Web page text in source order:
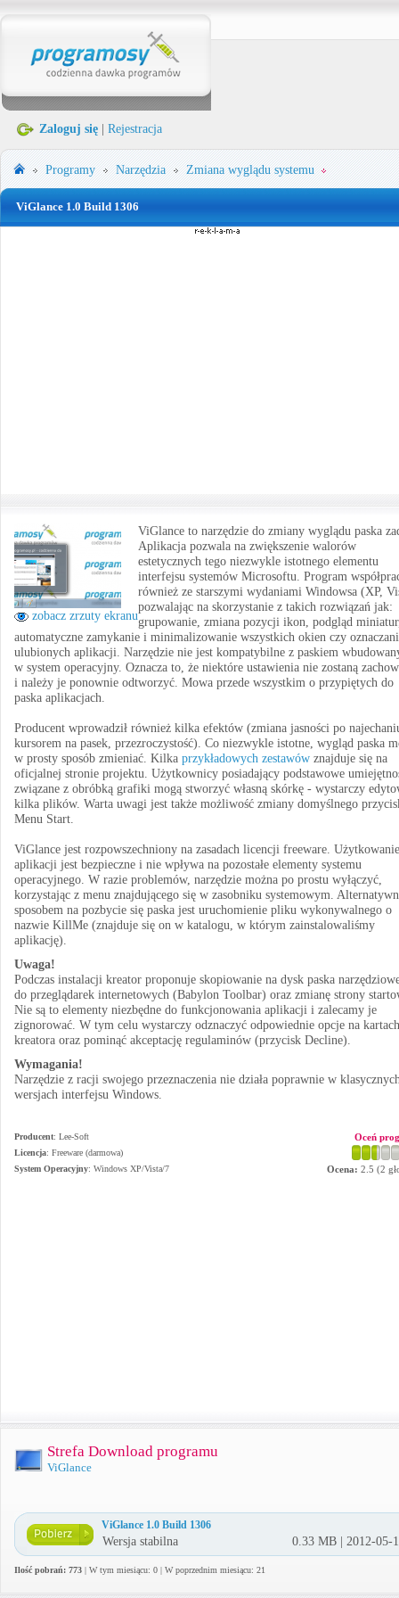
Zaloguj się Rejestracja
Programy Narzędzia Zmiana wyglądu systemu
ViGlance 1.0 Build 1306
zobacz zrzuty ekranu
ViGlance to narzędzie do zmiany wyglądu paska
Aplikacja pozwala na zwiększenie walorów
estetycznych tego niezwykle istotnego elementu
interfejsu systemów Microsoftu. Program
również ze starszymi wydaniami Windowsa (XP,
pozwalając na skorzystanie z takich rozwiązań jak:
grupowanie, zmiana pozycji ikon, podgląd
automatyczne zamykanie i minimalizowanie wszystkich okien czy
ulubionych aplikacji. Narzędzie nie jest kompatybilne z paskiem
w system operacyjny. Oznacza to, że niektóre ustawienia nie zostaną
i należy je ponownie odtworzyć. Mowa przede wszystkim o przypiętych do
paska aplikacjach.
Producent wprowadził również kilka efektów (zmiana jasności po
kursorem na pasek, przezroczystość). Co niezwykle istotne, wygląd paska
w prosty sposób zmieniać. Kilka przykładowych zestawów znajduje się na
oficjalnej stronie projektu. Użytkownicy posiadający podstawowe
związane z obróbką grafiki mogą stworzyć własną skórkę - wystarczy
kilka plików. Warta uwagi jest także możliwość zmiany domyślnego
Menu Start.
ViGlance jest rozpowszechniony na zasadach licencji freeware. Użytkowanie
aplikacji jest bezpieczne i nie wpływa na pozostałe elementy systemu
operacyjnego. W razie problemów, narzędzie można po prostu wyłączyć,
korzystając z menu znajdującego się w zasobniku systemowym.
sposobem na pozbycie się paska jest uruchomienie pliku wykonywalnego o
nazwie KillMe (znajduje się on w katalogu, w którym zainstalowaliśmy
aplikację).
Uwaga!
Podczas instalacji kreator proponuje skopiowanie na dysk paska
do przeglądarek internetowych (Babylon Toolbar) oraz zmianę strony
Nie są to elementy niezbędne do funkcjonowania aplikacji i zalecamy je
zignorować. W tym celu wystarczy odznaczyć odpowiednie opcje na kartach
kreatora oraz pominąć akceptację regulaminów (przycisk Decline).
Wymagania!
Narzędzie z racji swojego przeznaczenia nie działa poprawnie w
wersjach interfejsu Windows.
Producent: Lee-Soft
Licencja: Freeware (darmowa)
System Operacyjny: Windows XP/Vista/7
Oceń
Ocena: 2.5 (2
Strefa Download programu
ViGlance
ViGlance 1.0 Build 1306
Wersja stabilna 0.33 MB | 2012-05-
Ilość pobrań: 773 | W tym miesiącu: 0 | W poprzednim miesiącu: 21